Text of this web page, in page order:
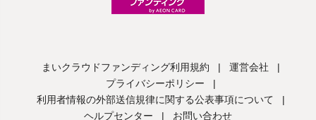
まいクラウドファンディング利用規約 | 運営会社
|
プライバシーポリシー
|
利用者情報の外部送信規律に関する公表事項について
|
ヘルプセンター
| お問い合わせ